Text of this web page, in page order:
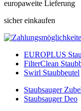
europaweite Lieferung
sicher einkaufen
EUROPLUS
FilterClean
Swirl Staubbeutel
Staubsauger
Staubsauger Deo